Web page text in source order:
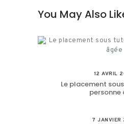
You May Also
12 AVRIL
Le placement
personne
7 JANVIER